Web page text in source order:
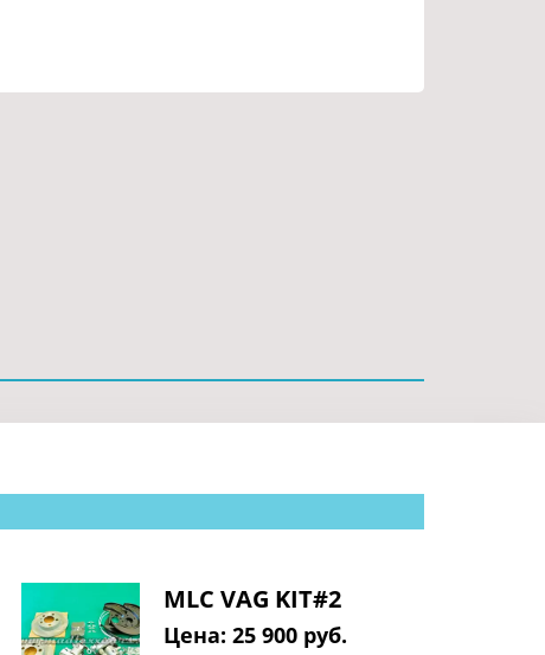
MLC VAG KIT#2
Цена: 25 900 руб.